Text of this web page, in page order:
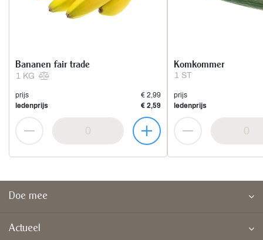
1 KG
Bananen fair trade
prijs
€ 2,99
ledenprijs
€ 2,59
1 ST
Komkommer
prijs
ledenprijs
Doe mee
Actueel